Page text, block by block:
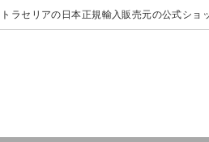
ラセリアの日本正規輸入販売元の公式ショ